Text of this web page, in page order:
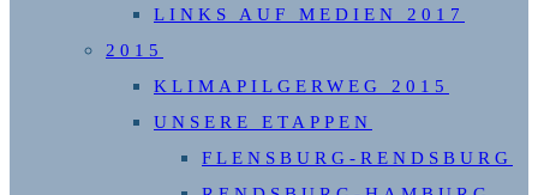
LINKS AUF MEDIEN 2017
2015
KLIMAPILGERWEG 2015
UNSERE ETAPPEN
FLENSBURG-RENDSBURG